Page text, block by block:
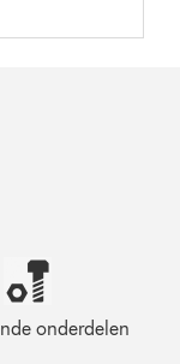
onderdelen